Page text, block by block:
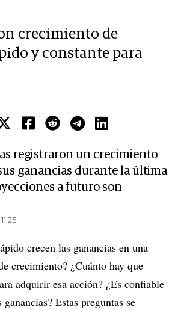
crecimiento de
y constante para
registraron un crecimiento
ganancias durante la última
a futuro son
crecen las ganancias en una
crecimiento? ¿Cuánto hay que
adquirir esa acción? ¿Es confiable
Estas preguntas se